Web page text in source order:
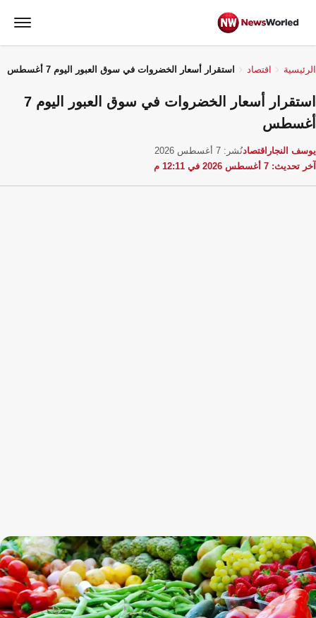
الرئيسية اقتصاد استقرار أسعار الخضروات في سوق العبور اليوم 7 أغسطس
استقرار أسعار الخضروات في سوق العبور اليوم 7
أغسطس
يوسف النجار اقتصادنُشر: 7 أغسطس 2026
آخر تحديث: 7 أغسطس 2026 في 12:11 م